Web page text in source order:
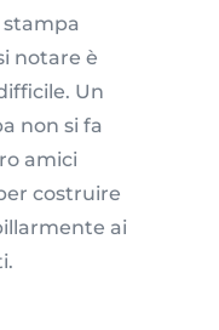
stampa
notare è
Un
non si fa
amici
costruire
ai